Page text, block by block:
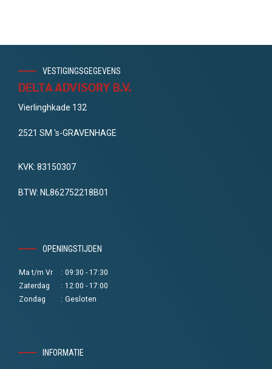
VESTIGINGSGEGEVENS
DELTA ADVISORY B.V.
Vierlinghkade 132
2521 SM 's-GRAVENHAGE
KVK: 83150307
BTW: NL862752218B01
OPENINGSTIJDEN
Ma t/m Vr : 09:30 - 17:30
Zaterdag
: 12:00 - 17:00
Zondag
: Gesloten
INFORMATIE